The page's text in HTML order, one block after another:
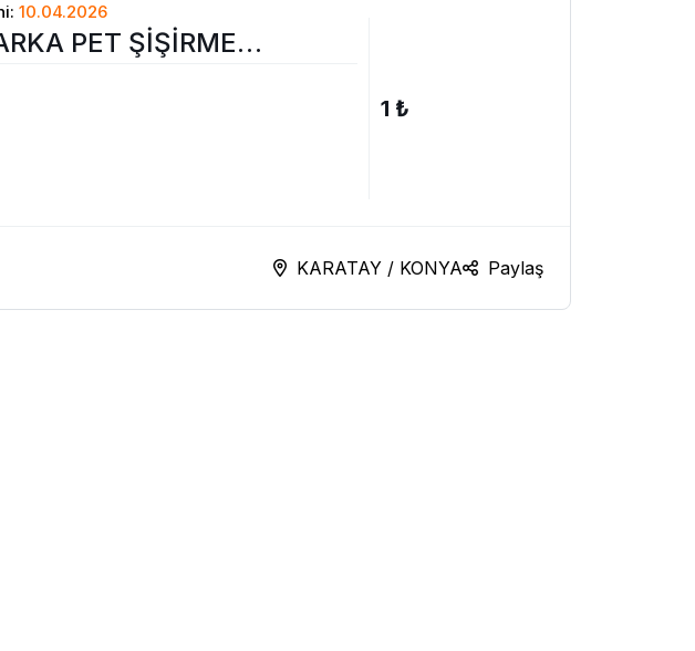
10.04.2026
PET ŞİŞİRME
1 ₺
KARATAY / KONYA Paylaş